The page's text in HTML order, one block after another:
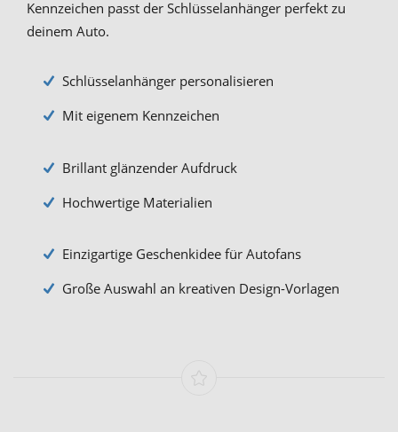
Kennzeichen passt der Schlüsselanhänger perfekt zu
deinem Auto.
Schlüsselanhänger personalisieren
Mit eigenem Kennzeichen
Brillant glänzender Aufdruck
Hochwertige Materialien
Einzigartige Geschenkidee für Autofans
Große Auswahl an kreativen Design-Vorlagen